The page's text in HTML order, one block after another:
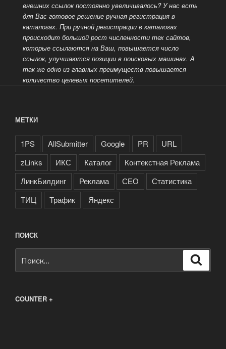
внешних ссылок постоянно увеличивалось? У нас есть
для Вас готовое решение ручная регистрация в
каталогах. При ручной регистрации в каталогах
происходит большой рост численности тех сайтов,
которые ссылаются на Ваш, повышается число
ссылок, улучшаются позиции в поисковых машинах.А
так же одно из главных преимуществ повышается
количество целевых посетителей.
МЕТКИ
1PS AllSubmitter Google PR
URL
zLinks
ИКС Каталог
Контекстная Реклама
ЛинкБилдинг
Реклама СЕО
Статистика
ТИЦ
Трафик Яндекс
ПОИСК
COUNTER +